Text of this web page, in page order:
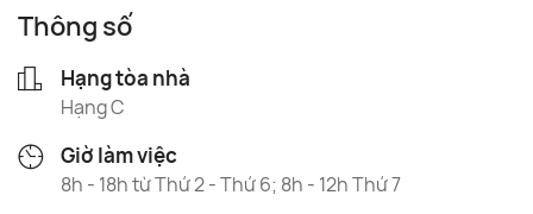
Thông số
Hạng tòa nhà
Hạng C
Giờ làm việc
8h - 18h từ Thứ 2 - Thứ 6; 8h - 12h Thứ 7